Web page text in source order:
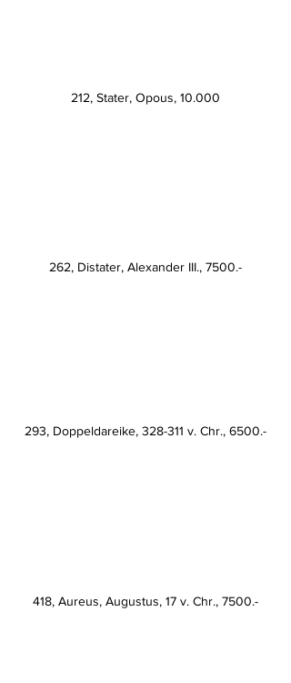
212, Stater, Opous, 10.000
262, Distater, Alexander III., 7500.-
293, Doppeldareike, 328-311 v. Chr., 6500.-
418, Aureus, Augustus, 17 v. Chr., 7500.-